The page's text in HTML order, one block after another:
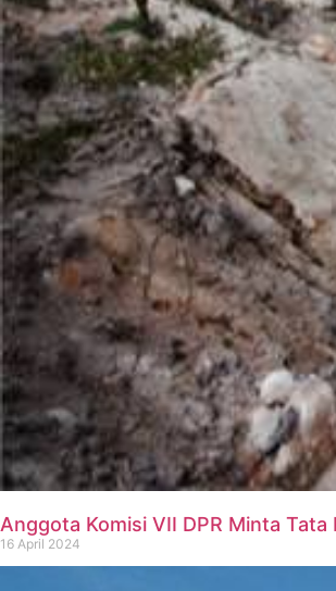
Anggota Komisi VII DPR Minta
16 April 2024